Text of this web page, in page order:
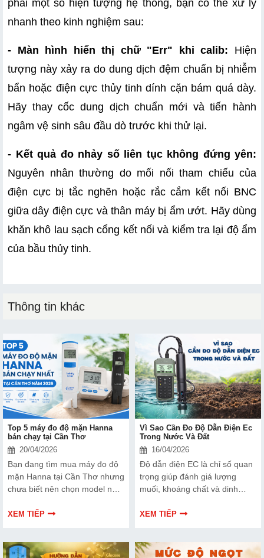
phải một số hiện tượng hệ thống, bạn có thể xử lý
nhanh theo kinh nghiệm sau:
- Màn hình hiển thị chữ "Err" khi calib: Hiện
tượng này xảy ra do dung dịch đệm chuẩn bị nhiễm
bẩn hoặc điện cực thủy tinh dính cặn bám quá dày.
Hãy thay cốc dung dịch chuẩn mới và tiến hành
ngâm vệ sinh sâu đầu dò trước khi thử lại.
- Kết quả đo nhảy số liên tục không đứng yên:
Nguyên nhân thường do mối nối tham chiếu của
điện cực bị tắc nghẽn hoặc rắc cắm kết nối BNC
giữa dây điện cực và thân máy bị ẩm ướt. Hãy dùng
khăn khô lau sạch cổng kết nối và kiểm tra lại độ ẩm
của bầu thủy tinh.
Thông tin khác
Top 5 máy đo độ mặn Hanna
bán chạy tại Cần Thơ
20/04/2026
Bạn đang tìm mua máy đo độ
mặn Hanna tại Cần Thơ nhưng
chưa biết nên chọn model nào.
Top 5 máy đo độ mặn Hanna
tham khảo và lựa chọn phù
XEM TIẾP
Vì Sao Cần Đo Độ Dẫn Điện Ec
Trong Nước Và Đất
16/04/2026
Độ dẫn điện EC là chỉ số quan
trọng giúp đánh giá lượng
muối, khoáng chất và dinh
Đo EC thường xuyên không chỉ
trồng phát triển tốt hơn và hạn
XEM TIẾP